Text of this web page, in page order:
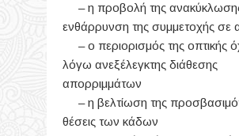
– η προβολή της
ενθάρρυνση της συμμετοχής σε
– ο περιορισμός της οπτικής
λόγω ανεξέλεγκτης διάθεσης
απορριμμάτων
– η βελτίωση της
θέσεις των κάδων